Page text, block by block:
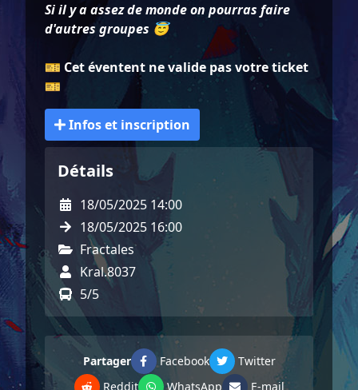
Si il y a assez de monde on pourras faire
d'autres groupes 😇
🎫 Cet éventent ne valide pas votre ticket
🎫
Infos et inscription
Détails
18/05/2025 14:00
18/05/2025 16:00
Fractales
Kral.8037
5/5
Partager Facebook
Twitter
Reddit
WhatsApp E-mail